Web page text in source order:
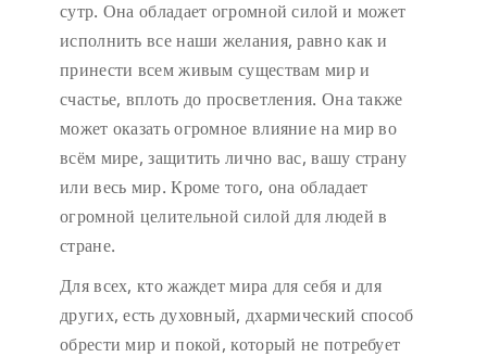
сутр. Она обладает огромной силой и может
исполнить все наши желания, равно как и
принести всем живым существам мир и
счастье, вплоть до просветления. Она также
может оказать огромное влияние на мир во
всём мире, защитить лично вас, вашу страну
или весь мир. Кроме того, она обладает
огромной целительной силой для людей в
стране.
Для всех, кто жаждет мира для себя и для
других, есть духовный, дхармический способ
обрести мир и покой, который не потребует